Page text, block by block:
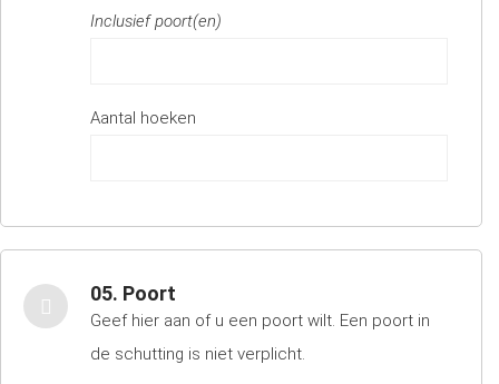
Inclusief poort(en)
Aantal hoeken
05. Poort
Geef hier aan of u een poort wilt. Een poort in
de schutting is niet verplicht.